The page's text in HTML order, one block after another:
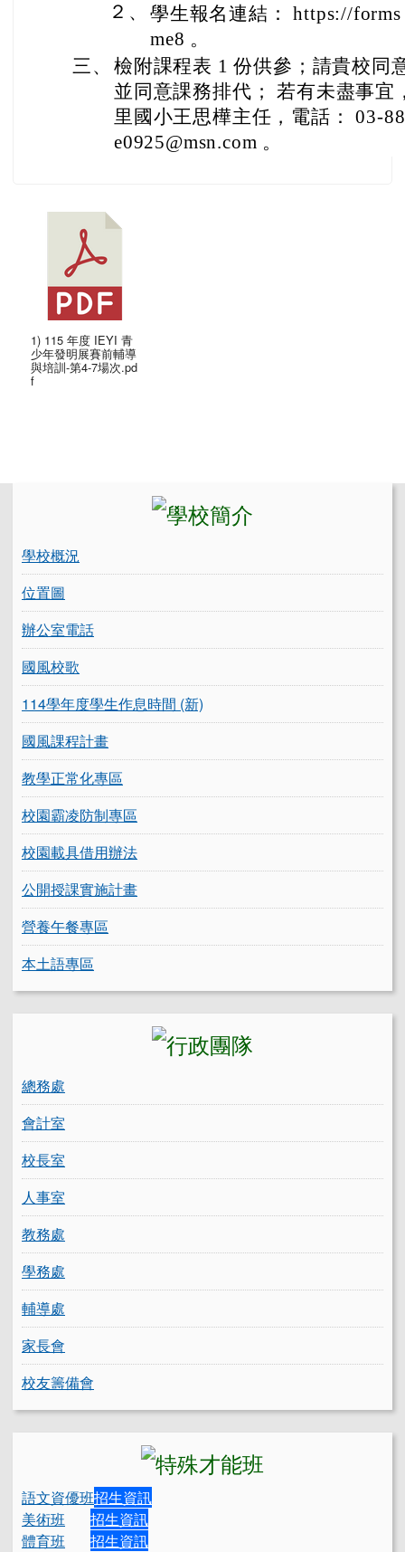
２、 學生報名連結： https://
me8 。
三、 檢附課程表 1 份供參；請貴校同
並同意課務排代； 若有未盡事宜
里國小王思樺主任，電話： 03-
e0925@msn.com 。
1) 115 年度 IEYI 青
少年發明展賽前輔導
與培訓-第4-7場次.pd
f
學校概況
位置圖
辦公室電話
國風校歌
114學年度學生作息時間 (新)
國風課程計畫
教學正常化專區
校園霸凌防制專區
校園載具借用辦法
公開授課實施計畫
營養午餐專區
本土語專區
總務處
會計室
校長室
人事室
教務處
學務處
輔導處
家長會
校友籌備會
語文資優班招生資訊
美術班
招生資訊
體育班
招生資訊